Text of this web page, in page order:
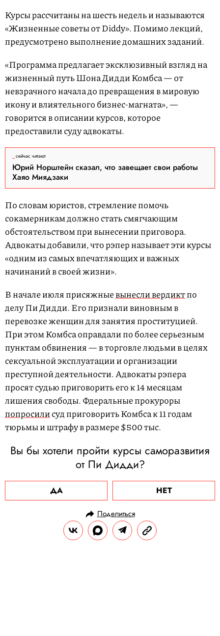
Курсы рассчитаны на шесть недель и называются
«Жизненные советы от Diddy». Помимо лекций,
предусмотрено выполнение домашних заданий.
«Программа предлагает эксклюзивный взгляд на
жизненный путь Шона Дидди Комбса — от
невзрачного начала до превращения в мировую
икону и влиятельного бизнес-магната», —
говорится в описании курсов, которое
предоставили суду адвокаты.
сейчас читают
Юрий Норштейн сказал, что завещает свои работы
Хаяо Миядзаки
По словам юристов, стремление помочь
сокамерникам должно стать смягчающим
обстоятельством при вынесении приговора.
Адвокаты добавили, что рэпер называет эти курсы
«одним из самых впечатляющих и важных
начинаний в своей жизни».
В начале июля присяжныевынесли вердиктпо
делу Пи Дидди. Его признали виновным в
перевозке женщин для занятия проституцией.
При этом Комбса оправдали по более серьезным
пунктам обвинения — в торговле людьми в целях
сексуальной эксплуатации и организации
преступной деятельности. Адвокаты рэпера
просят судью приговорить его к 14 месяцам
лишения свободы. Фдеральные прокуроры
попросилисуд приговорить Комбса к 11 годам
тюрьмы и штрафу в размере $500 тыс.
Вы бы хотели пройти курсы саморазвития
от Пи Дидди?
ДА НЕТ
Поделиться